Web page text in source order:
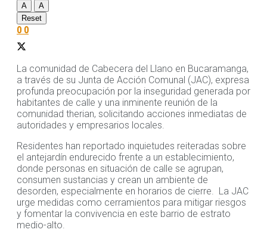
A
A
Reset
0 0
La comunidad de Cabecera del Llano en Bucaramanga,
a través de su Junta de Acción Comunal (JAC), expresa
profunda preocupación por la inseguridad generada por
habitantes de calle y una inminente reunión de la
comunidad therian, solicitando acciones inmediatas de
autoridades y empresarios locales.
Residentes han reportado inquietudes reiteradas sobre
el antejardín endurecido frente a un establecimiento,
donde personas en situación de calle se agrupan,
consumen sustancias y crean un ambiente de
desorden, especialmente en horarios de cierre. La JAC
urge medidas como cerramientos para mitigar riesgos
y fomentar la convivencia en este barrio de estrato
medio-alto.